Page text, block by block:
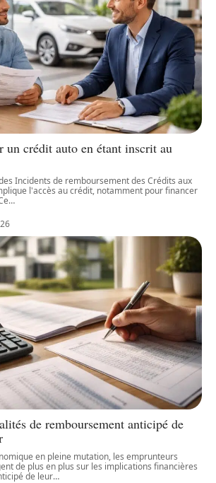
un crédit auto en étant inscrit au
Incidents de remboursement des Crédits aux
l'accès au crédit, notamment pour financer
…
de remboursement anticipé de
en pleine mutation, les emprunteurs
de plus en plus sur les implications financières
de leur…